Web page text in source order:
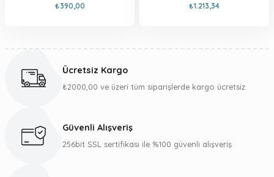
₺390,00 ₺1.213,34
Ücretsiz Kargo
₺2000,00 ve üzeri tüm siparişlerde kargo ücretsiz
Güvenli Alışveriş
256bit SSL sertifikası ile %100 güvenli alışveriş